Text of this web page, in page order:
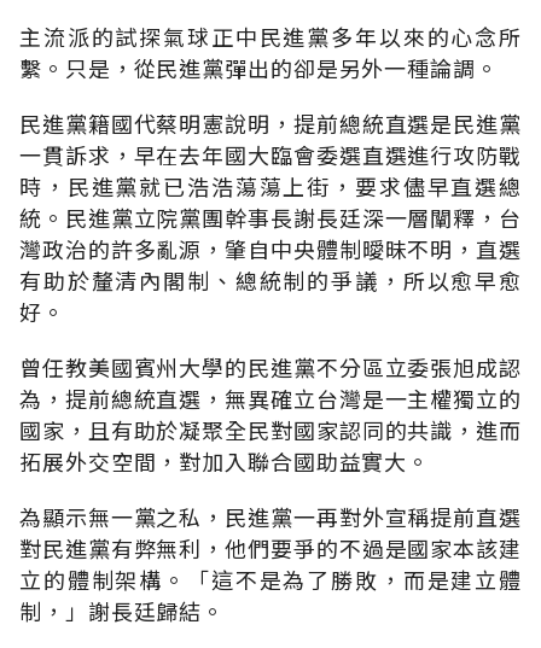
主流派的試探氣球正中民進黨多年以來的心念所
繫。只是，從民進黨彈出的卻是另外一種論調。
民進黨籍國代蔡明憲說明，提前總統直選是民進黨
一貫訴求，早在去年國大臨會委選直選進行攻防戰
時，民進黨就已浩浩蕩蕩上街，要求儘早直選總
統。民進黨立院黨團幹事長謝長廷深一層闡釋，台
灣政治的許多亂源，肇自中央體制曖昧不明，直選
有助於釐清內閣制、總統制的爭議，所以愈早愈
好。
曾任教美國賓州大學的民進黨不分區立委張旭成認
為，提前總統直選，無異確立台灣是一主權獨立的
國家，且有助於凝聚全民對國家認同的共識，進而
拓展外交空間，對加入聯合國助益實大。
為顯示無一黨之私，民進黨一再對外宣稱提前直選
對民進黨有弊無利，他們要爭的不過是國家本該建
立的體制架構。「這不是為了勝敗，而是建立體
制，」謝長廷歸結。